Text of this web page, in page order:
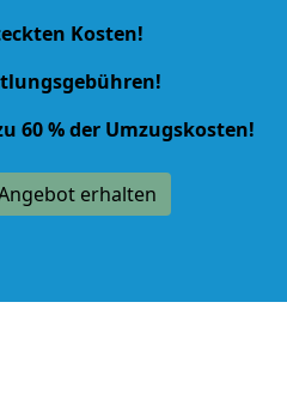
Kosten!
60 % der Umzugskosten!
erhalten